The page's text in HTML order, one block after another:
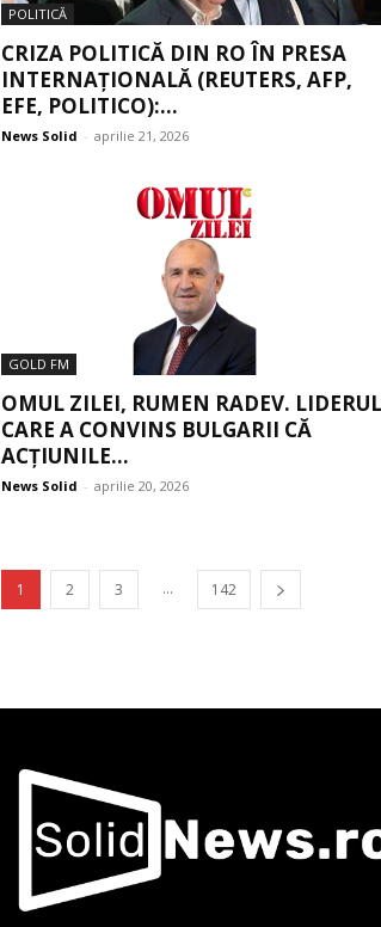
POLITICĂ
CRIZA POLITICĂ DIN RO ÎN PRESA
INTERNAȚIONALĂ (REUTERS, AFP,
EFE, POLITICO):...
News Solid - aprilie 21, 2026
GOLD FM
OMUL ZILEI, RUMEN RADEV. LIDERUL
CARE A CONVINS BULGARII CĂ
ACȚIUNILE...
News Solid - aprilie 20, 2026
1 2 3 ... 142